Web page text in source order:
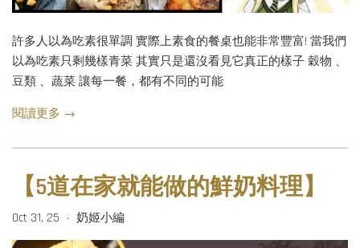
許多人以為吃素很單調 實際上素食的餐桌也能非常豐富! 當我們
以為吃素只剩幾樣青菜 其實只是還沒看見它真正的樣子 穀物 、
豆類 、蔬菜 讓每一餐，都有不同的可能
閱讀更多 →
【5道在家就能做的鮮奶料理】
Oct 31, 25 • 奶姬小編